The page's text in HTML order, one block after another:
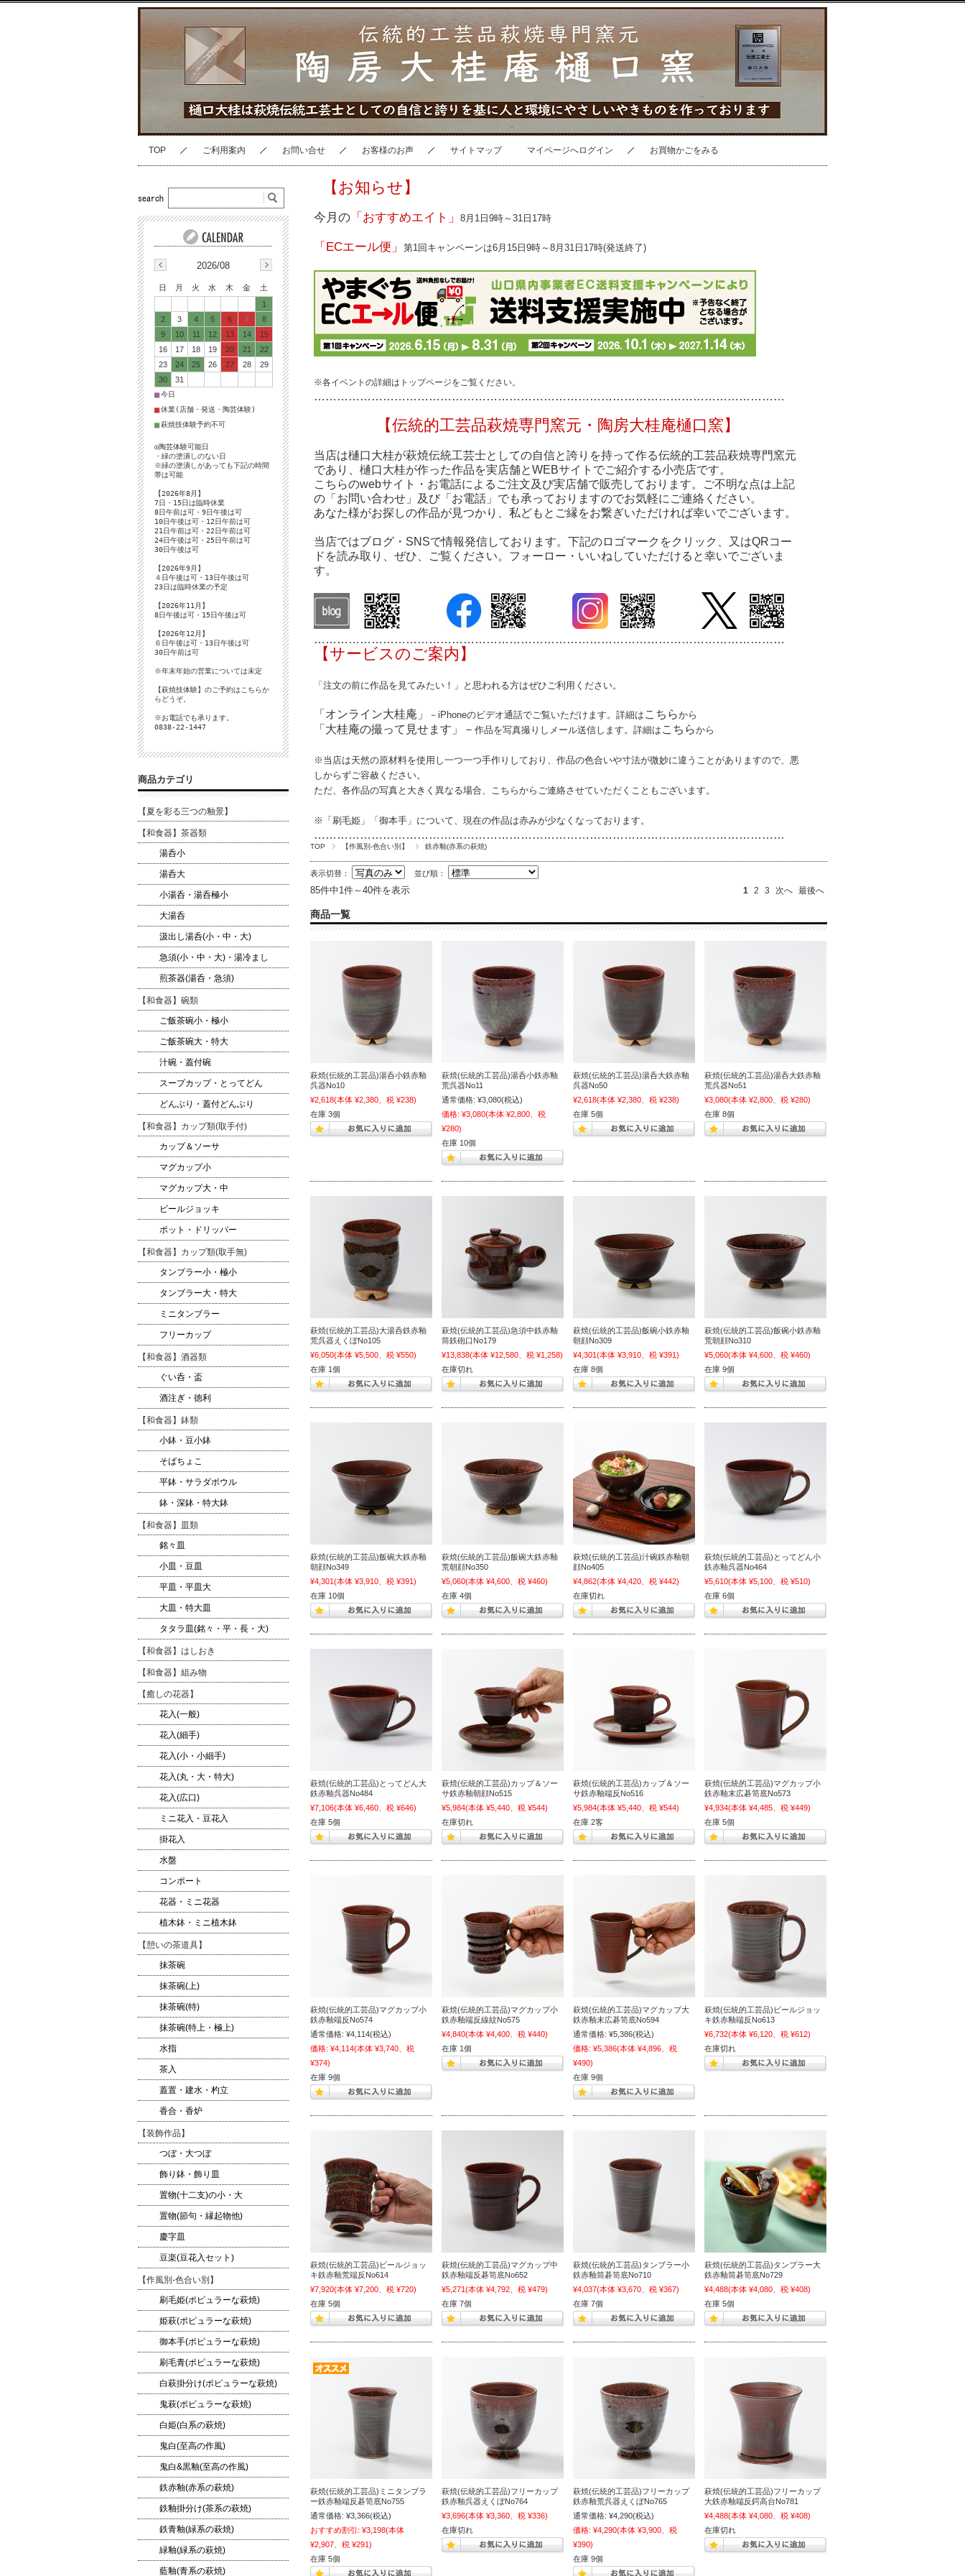
TOP ご利用案内 お問い合せ お客様のお声 サイトマップ マイページへログイン お買物かごをみる
【お知らせ】
今月の 「おすすめエイト」 8月1日9時～31日17時
「ECエール便」 第1回キャンペーンは6月15日9時～8月31日17時(発送終了)
※各イベントの詳細はトップページをご覧ください。
……………………………………………………………………………………… …………… ………
【伝統的工芸品萩焼専門窯元・陶房大桂庵樋口窯】
当店は樋口大桂が萩焼伝統工芸士としての自信と誇りを持って作る伝統的工芸品萩焼専門窯元
であり、樋口大桂が作った作品を実店舗とWEBサイトでご紹介する小売店です。
こちらのwebサイト・お電話によるご注文及び実店舗で販売しております。ご不明な点は上記
の「お問い合わせ」及び「お電話」でも承っておりますのでお気軽にご連絡ください。
あなた様がお探しの作品が見つかり、私どもとご縁をお繋ぎいただければ幸いでございます。
当店ではブログ・SNSで情報発信しております。下記のロゴマークをクリック、又はQRコー
ドを読み取り、ぜひ、ご覧ください。フォーロー・いいねしていただけると幸いでございま
す。
…………………………………………………………………………………………………… ………
【サービスのご案内】
「注文の前に作品を見てみたい！」と思われる方はぜひご利用ください。
「オンライン大桂庵」 －iPhoneのビデオ通話でご覧いただけます。詳細は こちらから
「大桂庵の撮って見せます」－ 作品を写真撮りしメール送信します。詳細は こちらから
※当店は天然の原材料を使用し一つ一つ手作りしており、作品の色合いや寸法が微妙に違うことがありますので、悪
しからずご容赦ください。
ただ、各作品の写真と大きく異なる場合、こちらからご連絡させていただくこともございます。
※「刷毛姫」「御本手」について、現在の作品は赤みが少なくなっております。
…………………………………………………………………………………………………… ………
TOP 【作風別-色合い別】 鉄赤釉(赤系の萩焼)
表示切替： 並び順：
85件中1件～40件を表示 1 2 3 次へ 最後へ
商品一覧
萩焼(伝統的工芸品)湯呑小鉄赤釉
呉器No10
¥2,618(本体 ¥2,380、税 ¥238)
在庫 3個
萩焼(伝統的工芸品)湯呑小鉄赤釉
荒呉器No11
通常価格: ¥3,080(税込)
価格: ¥3,080(本体 ¥2,800、税
¥280)
在庫 10個
萩焼(伝統的工芸品)湯呑大鉄赤釉
呉器No50
¥2,618(本体 ¥2,380、税 ¥238)
在庫 5個
萩焼(伝統的工芸品)湯呑大鉄赤釉
荒呉器No51
¥3,080(本体 ¥2,800、税 ¥280)
在庫 8個
萩焼(伝統的工芸品)大湯呑鉄赤釉
荒呉器えくぼNo105
¥6,050(本体 ¥5,500、税 ¥550)
在庫 1個
萩焼(伝統的工芸品)急須中鉄赤釉
筒鉄砲口No179
¥13,838(本体 ¥12,580、税 ¥1,258)
在庫切れ
萩焼(伝統的工芸品)飯碗小鉄赤釉
朝顔No309
¥4,301(本体 ¥3,910、税 ¥391)
在庫 8個
萩焼(伝統的工芸品)飯碗小鉄赤釉
荒朝顔No310
¥5,060(本体 ¥4,600、税 ¥460)
在庫 9個
萩焼(伝統的工芸品)飯碗大鉄赤釉
朝顔No349
¥4,301(本体 ¥3,910、税 ¥391)
在庫 10個
萩焼(伝統的工芸品)飯碗大鉄赤釉
荒朝顔No350
¥5,060(本体 ¥4,600、税 ¥460)
在庫 4個
萩焼(伝統的工芸品)汁碗鉄赤釉朝
顔No405
¥4,862(本体 ¥4,420、税 ¥442)
在庫切れ
萩焼(伝統的工芸品)とってどん小
鉄赤釉呉器No464
¥5,610(本体 ¥5,100、税 ¥510)
在庫 6個
萩焼(伝統的工芸品)とってどん大
鉄赤釉呉器No484
¥7,106(本体 ¥6,460、税 ¥646)
在庫 5個
萩焼(伝統的工芸品)カップ＆ソー
サ鉄赤釉朝顔No515
¥5,984(本体 ¥5,440、税 ¥544)
在庫切れ
萩焼(伝統的工芸品)カップ＆ソー
サ鉄赤釉端反No516
¥5,984(本体 ¥5,440、税 ¥544)
在庫 2客
萩焼(伝統的工芸品)マグカップ小
鉄赤釉末広碁笥底No573
¥4,934(本体 ¥4,485、税 ¥449)
在庫 5個
萩焼(伝統的工芸品)マグカップ小
鉄赤釉端反No574
通常価格: ¥4,114(税込)
価格: ¥4,114(本体 ¥3,740、税
¥374)
在庫 9個
萩焼(伝統的工芸品)マグカップ小
鉄赤釉端反線紋No575
¥4,840(本体 ¥4,400、税 ¥440)
在庫 1個
萩焼(伝統的工芸品)マグカップ大
鉄赤釉末広碁笥底No594
通常価格: ¥5,386(税込)
価格: ¥5,386(本体 ¥4,896、税
¥490)
在庫 9個
萩焼(伝統的工芸品)ビールジョッ
キ鉄赤釉端反No613
¥6,732(本体 ¥6,120、税 ¥612)
在庫切れ
萩焼(伝統的工芸品)ビールジョッ
キ鉄赤釉荒端反No614
¥7,920(本体 ¥7,200、税 ¥720)
在庫 5個
萩焼(伝統的工芸品)マグカップ中
鉄赤釉端反碁笥底No652
¥5,271(本体 ¥4,792、税 ¥479)
在庫 7個
萩焼(伝統的工芸品)タンブラー小
鉄赤釉筒碁笥底No710
¥4,037(本体 ¥3,670、税 ¥367)
在庫 7個
萩焼(伝統的工芸品)タンブラー大
鉄赤釉筒碁笥底No729
¥4,488(本体 ¥4,080、税 ¥408)
在庫 5個
萩焼(伝統的工芸品)ミニタンブラ
ー鉄赤釉端反碁笥底No755
通常価格: ¥3,366(税込)
おすすめ割引: ¥3,198(本体
¥2,907、税 ¥291)
在庫 5個
萩焼(伝統的工芸品)フリーカップ
鉄赤釉呉器えくぼNo764
¥3,696(本体 ¥3,360、税 ¥336)
在庫切れ
萩焼(伝統的工芸品)フリーカップ
鉄赤釉荒呉器えくぼNo765
通常価格: ¥4,290(税込)
価格: ¥4,290(本体 ¥3,900、税
¥390)
在庫 9個
萩焼(伝統的工芸品)フリーカップ
大鉄赤釉端反鍔高台No781
¥4,488(本体 ¥4,080、税 ¥408)
在庫切れ
2026/08
日 月 火 水 木 金
土
1
2
3 4 5 6 7
8
9
10 11 12 13 14
15
16
17 18 19 20 21
22
23
24 25 26 27 28
29
30
31
■今日
■休業(店舗・発送・陶芸体験)
■萩焼技体験予約不可
◎陶芸体験可能日
・緑の塗潰しのない日
※緑の塗潰しがあっても下記の時間
帯は可能
【2026年8月】
7日・15日は臨時休業
8日午前は可・9日午後は可
10日午後は可・12日午前は可
21日午前は可・22日午前は可
24日午後は可・25日午前は可
30日午後は可
【2026年9月】
４日午後は可・13日午後は可
23日は臨時休業の予定
【2026年11月】
8日午後は可・15日午後は可
【2026年12月】
６日午後は可・13日午後は可
30日午前は可
※年末年始の営業については未定
【萩焼技体験】のご予約は こちらか
らどうぞ。
※お電話でも承ります。
0838-22-1447
商品カテゴリ
【夏を彩る三つの釉景】
【和食器】茶器類
湯呑小
湯呑大
小湯呑・湯呑極小
大湯呑
汲出し湯呑(小・中・大)
急須(小・中・大)・湯冷まし
煎茶器(湯呑・急須)
【和食器】碗類
ご飯茶碗小・極小
ご飯茶碗大・特大
汁碗・蓋付碗
スープカップ・とってどん
どんぶり・蓋付どんぶり
【和食器】カップ類(取手付)
カップ＆ソーサ
マグカップ小
マグカップ大・中
ビールジョッキ
ポット・ドリッパー
【和食器】カップ類(取手無)
タンブラー小・極小
タンブラー大・特大
ミニタンブラー
フリーカップ
【和食器】酒器類
ぐい呑・盃
酒注ぎ・徳利
【和食器】鉢類
小鉢・豆小鉢
そばちょこ
平鉢・サラダボウル
鉢・深鉢・特大鉢
【和食器】皿類
銘々皿
小皿・豆皿
平皿・平皿大
大皿・特大皿
タタラ皿(銘々・平・長・大)
【和食器】はしおき
【和食器】組み物
【癒しの花器】
花入(一般)
花入(細手)
花入(小・小細手)
花入(丸・大・特大)
花入(広口)
ミニ花入・豆花入
掛花入
水盤
コンポート
花器・ミニ花器
植木鉢・ミニ植木鉢
【憩いの茶道具】
抹茶碗
抹茶碗(上)
抹茶碗(特)
抹茶碗(特上・極上)
水指
茶入
蓋置・建水・杓立
香合・香炉
【装飾作品】
つぼ・大つぼ
飾り鉢・飾り皿
置物(十二支)の小・大
置物(節句・縁起物他)
慶字皿
豆楽(豆花入セット)
【作風別-色合い別】
刷毛姫(ポピュラーな萩焼)
姫萩(ポピュラーな萩焼)
御本手(ポピュラーな萩焼)
刷毛青(ポピュラーな萩焼)
白萩掛分け(ポピュラーな萩焼)
鬼萩(ポピュラーな萩焼)
白姫(白系の萩焼)
鬼白(至高の作風)
鬼白&黒釉(至高の作風)
鉄赤釉(赤系の萩焼)
鉄釉掛分け(茶系の萩焼)
鉄青釉(緑系の萩焼)
緑釉(緑系の萩焼)
藍釉(青系の萩焼)